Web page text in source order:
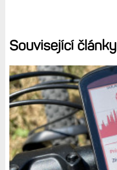
Související články